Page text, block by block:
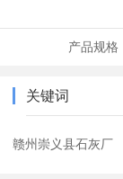
产品规格
关键词
赣州崇义县石灰厂